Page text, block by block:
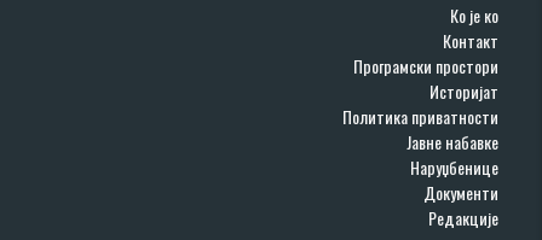
Ко је ко
Контакт
Програмски простори
Историјат
Политика приватности
Јавне набавке
Наруџбенице
Документи
Редакције